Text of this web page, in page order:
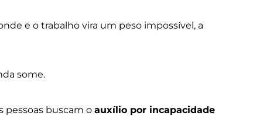
e o trabalho vira um peso impossível, a
some.
buscam o auxílio por incapacidade